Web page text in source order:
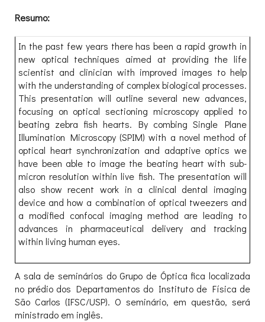
Resumo:
In the past few years there has been a rapid growth in
new optical techniques aimed at providing the life
scientist and clinician with improved images to help
with the understanding of complex biological processes.
This presentation will outline several new advances,
focusing on optical sectioning microscopy applied to
beating zebra fish hearts. By combing Single Plane
Illumination Microscopy (SPIM) with a novel method of
optical heart synchronization and adaptive optics we
have been able to image the beating heart with sub-
micron resolution within live fish. The presentation will
also show recent work in a clinical dental imaging
device and how a combination of optical tweezers and
a modified confocal imaging method are leading to
advances in pharmaceutical delivery and tracking
within living human eyes.
A sala de seminários do Grupo de Óptica fica localizada
no prédio dos Departamentos do Instituto de Física de
São Carlos (IFSC/USP). O seminário, em questão, será
ministrado em inglês.